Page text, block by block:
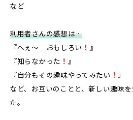
など
利用者さんの感想は…
『へぇ〜 おもしろい ！ 』
『知らなかった ！ 』
『自分もその趣味やってみたい ！ 』
など、お互いのことと、新しい趣味
た。